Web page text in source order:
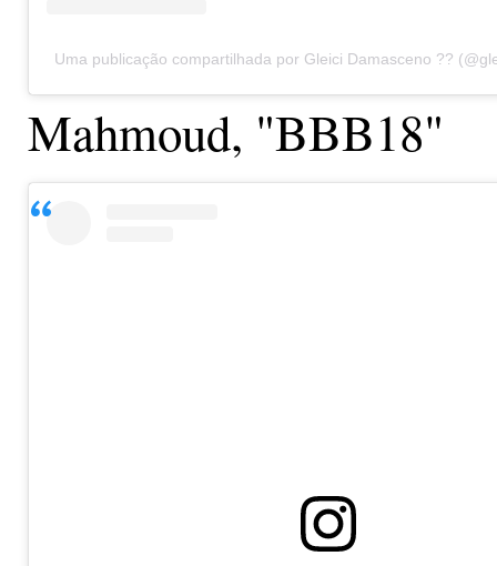
Uma publicação compartilhada por Gleici Damasceno ??
Mahmoud, "BBB18"